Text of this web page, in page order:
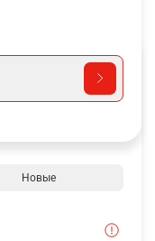
Новые